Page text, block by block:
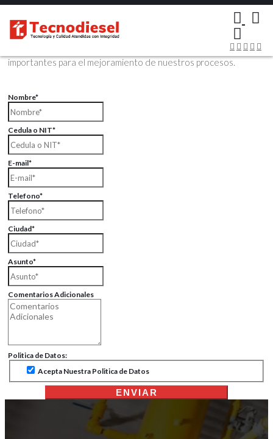
Contáctenos Vía Email
Envíenos sus datos con sus comentarios, sus opiniones son muy
importantes para el mejoramiento de nuestros procesos.
Nombre*
Cedula o NIT*
E-mail*
Telefono*
Ciudad*
Asunto*
Comentarios Adicionales
Politica de Datos:
Acepta Nuestra Politica de Datos
ENVIAR